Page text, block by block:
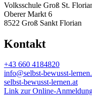
Volksschule Groß St.
Oberer Markt 6
8522 Groß Sankt Florian
Kontakt
+43 660 4184820
info@selbst-bewusst-
selbst-bewusst-lernen.at
Link zur Online-